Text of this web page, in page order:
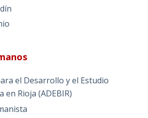
el Desarrollo y el Estudio
en Rioja (ADEBIR)